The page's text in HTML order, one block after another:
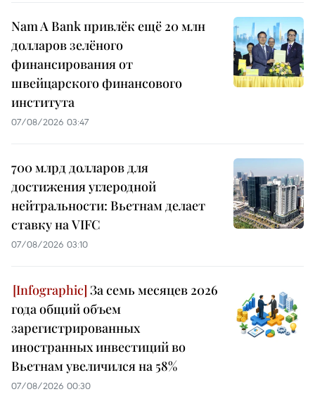
Nam A Bank привлёк ещё 20 млн
долларов зелёного
финансирования от
швейцарского финансового
института
07/08/2026 03:47
700 млрд долларов для
достижения углеродной
нейтральности: Вьетнам делает
ставку на VIFC
07/08/2026 03:10
За семь месяцев 2026
года общий объем
зарегистрированных
иностранных инвестиций во
Вьетнам увеличился на 58%
07/08/2026 00:30